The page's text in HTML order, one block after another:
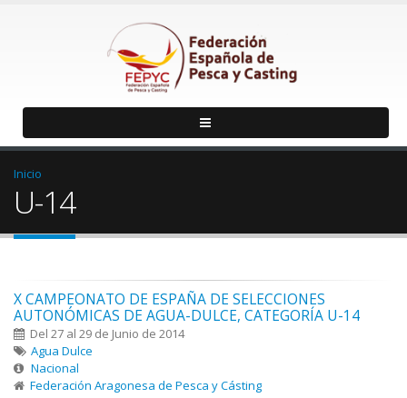
Inicio
U-14
X CAMPEONATO DE ESPAÑA DE SELECCIONES
AUTONÓMICAS DE AGUA-DULCE, CATEGORÍA U-14
Del 27 al 29 de Junio de 2014
Agua Dulce
Nacional
Federación Aragonesa de Pesca y Cásting